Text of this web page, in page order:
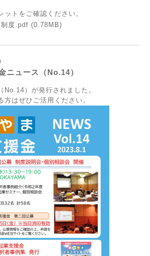
トをご確認ください。
制度.pdf (0.78MB)
ニュース（No.14）
No.14）が発行されました。
方はぜひご活用ください。